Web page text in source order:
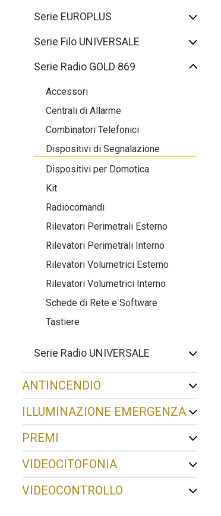
Serie EUROPLUS
Serie Filo UNIVERSALE
Serie Radio GOLD 869
Accessori
Centrali di Allarme
Combinatori Telefonici
Dispositivi di Segnalazione
Dispositivi per Domotica
Kit
Radiocomandi
Rilevatori Perimetrali Esterno
Rilevatori Perimetrali Interno
Rilevatori Volumetrici Esterno
Rilevatori Volumetrici Interno
Schede di Rete e Software
Tastiere
Serie Radio UNIVERSALE
ANTINCENDIO
ILLUMINAZIONE EMERGENZA
PREMI
VIDEOCITOFONIA
VIDEOCONTROLLO